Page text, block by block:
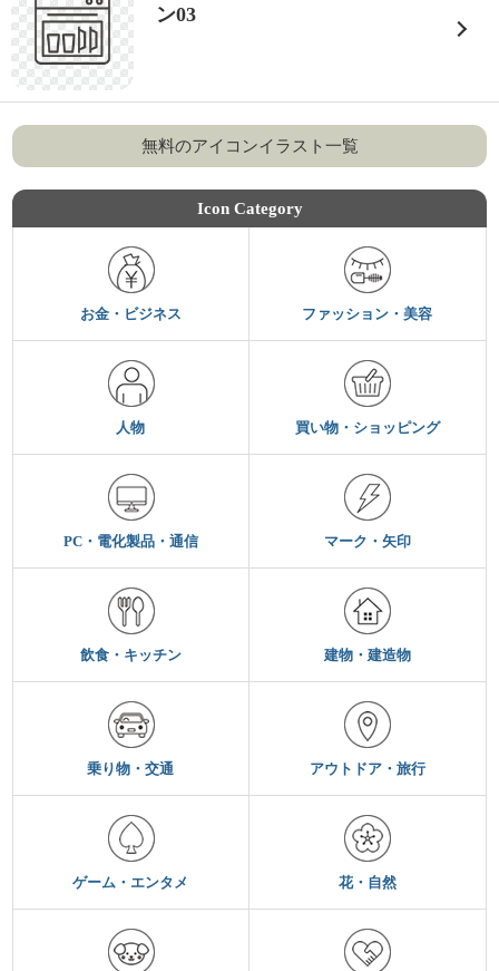
ン03
無料のアイコンイラスト一覧
Icon Category
お金・ビジネス ファッション・美容
人物 買い物・ショッピング
PC・電化製品・通信 マーク・矢印
飲食・キッチン 建物・建造物
乗り物・交通 アウトドア・旅行
ゲーム・エンタメ 花・自然